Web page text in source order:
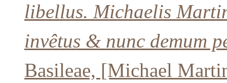
libellus. Michaelis
invêtus & nunc demum
Basileae, [Michael